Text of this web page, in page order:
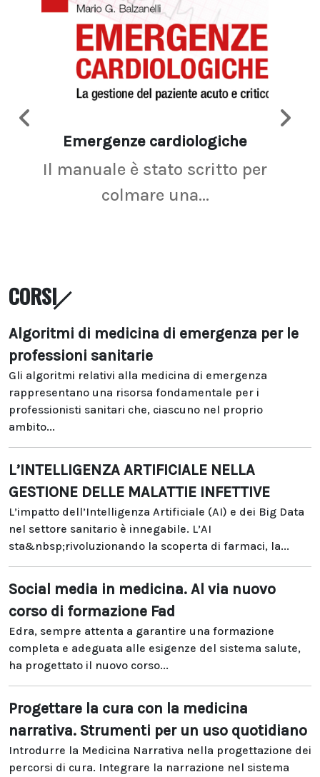
Emergenze cardiologiche
Il manuale è stato scritto per
colmare una...
CORSI
Algoritmi di medicina di emergenza per le
professioni sanitarie
Gli algoritmi relativi alla medicina di emergenza
rappresentano una risorsa fondamentale per i
professionisti sanitari che, ciascuno nel proprio
ambito...
L’INTELLIGENZA ARTIFICIALE NELLA
GESTIONE DELLE MALATTIE INFETTIVE
L’impatto dell’Intelligenza Artificiale (AI) e dei Big Data
nel settore sanitario è innegabile. L’AI
sta&nbsp;rivoluzionando la scoperta di farmaci, la...
Social media in medicina. Al via nuovo
corso di formazione Fad
Edra, sempre attenta a garantire una formazione
completa e adeguata alle esigenze del sistema salute,
ha progettato il nuovo corso...
Progettare la cura con la medicina
narrativa. Strumenti per un uso quotidiano
Introdurre la Medicina Narrativa nella progettazione dei
percorsi di cura. Integrare la narrazione nel sistema